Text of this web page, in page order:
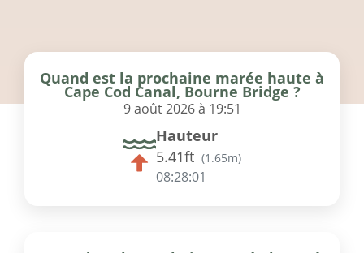
Quand est la prochaine marée haute à
Cape Cod Canal, Bourne Bridge ?
9 août 2026 à 19:51
Hauteur
5.41ft (1.65m)
08:28:01